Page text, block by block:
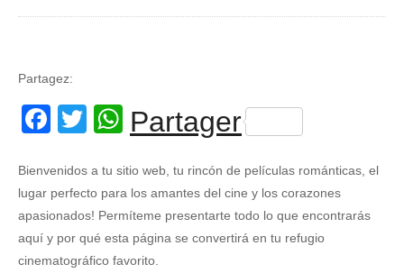
Partagez:
Facebook
Twitter
WhatsApp
Partager
Bienvenidos a tu sitio web, tu rincón de películas románticas, el
lugar perfecto para los amantes del cine y los corazones
apasionados! Permíteme presentarte todo lo que encontrarás
aquí y por qué esta página se convertirá en tu refugio
cinematográfico favorito.